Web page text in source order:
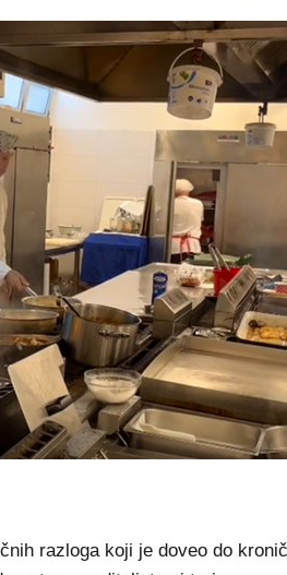
razloga koji je doveo do